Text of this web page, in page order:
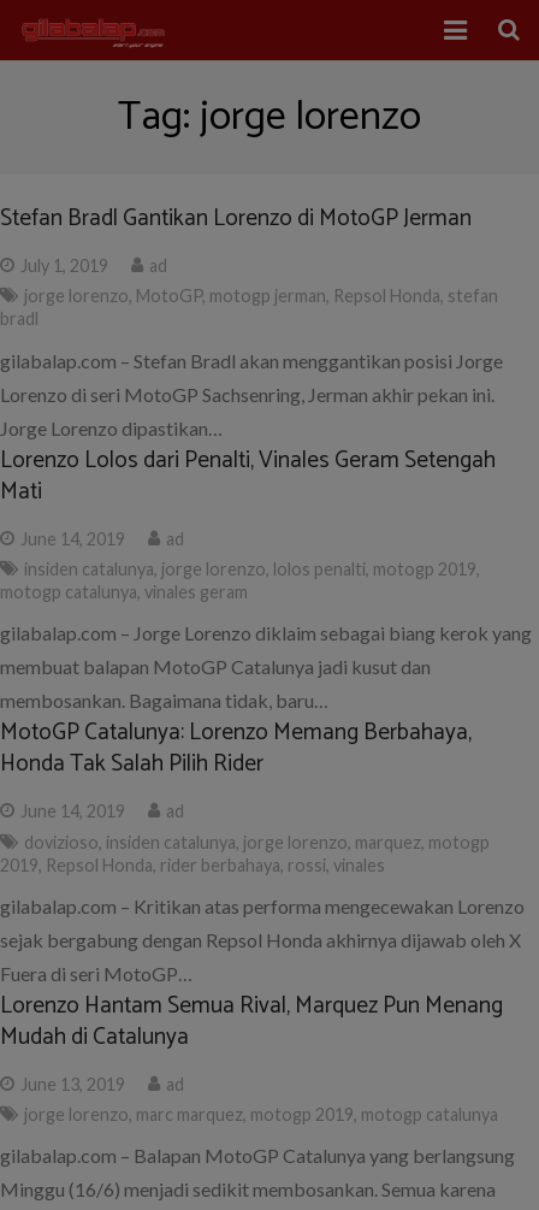
About Us
Tag:jorge lorenzo
Stefan Bradl Gantikan Lorenzo di MotoGP Jerman
July 1, 2019
ad
jorge lorenzo, MotoGP, motogp jerman, Repsol Honda, stefan
bradl
gilabalap.com – Stefan Bradl akan menggantikan posisi Jorge
Lorenzo di seri MotoGP Sachsenring, Jerman akhir pekan ini.
Jorge Lorenzo dipastikan…
Lorenzo Lolos dari Penalti, Vinales Geram Setengah
Mati
June 14, 2019
ad
insiden catalunya, jorge lorenzo, lolos penalti, motogp 2019,
motogp catalunya, vinales geram
gilabalap.com – Jorge Lorenzo diklaim sebagai biang kerok yang
membuat balapan MotoGP Catalunya jadi kusut dan
membosankan. Bagaimana tidak, baru…
MotoGP Catalunya: Lorenzo Memang Berbahaya,
Honda Tak Salah Pilih Rider
June 14, 2019
ad
dovizioso, insiden catalunya, jorge lorenzo, marquez, motogp
2019, Repsol Honda, rider berbahaya, rossi, vinales
gilabalap.com – Kritikan atas performa mengecewakan Lorenzo
sejak bergabung dengan Repsol Honda akhirnya dijawab oleh X
Fuera di seri MotoGP…
Lorenzo Hantam Semua Rival, Marquez Pun Menang
Mudah di Catalunya
June 13, 2019
ad
jorge lorenzo, marc marquez, motogp 2019, motogp catalunya
gilabalap.com – Balapan MotoGP Catalunya yang berlangsung
Minggu (16/6) menjadi sedikit membosankan. Semua karena